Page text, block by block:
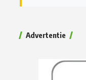
Advertentie